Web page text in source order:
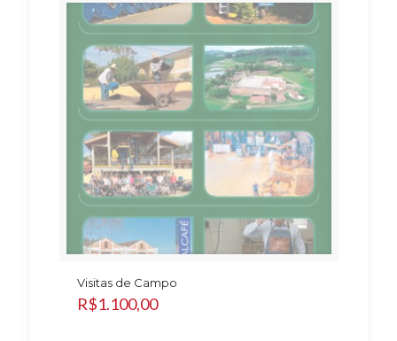
Visitas de Campo
R$1.100,00